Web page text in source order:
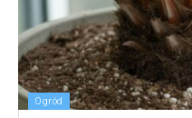
Ogród